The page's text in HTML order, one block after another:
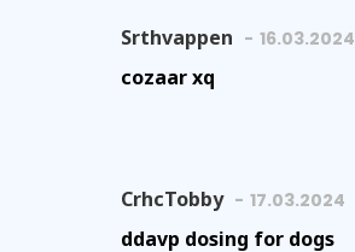
Srthvappen 16.03.2024
cozaar xq
CrhcTobby 17.03.2024
ddavp dosing for dogs